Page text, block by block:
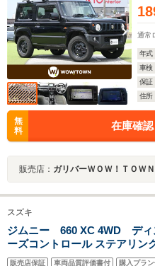
通常
年式
車検
保証
住所
無
料
在庫確
販売店： ガリバーＷＯＷ！ＴＯＷ
スズキ
ジムニー 660 XC 4WD ディ
ーズコントロール ステアリン
LEDヘッドライト フォグライ
販売店保証 車両品質評価書付 購入プラ